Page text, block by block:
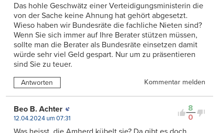
Das hohle Geschwätz einer Verteidigungsministerin die
von der Sache keine Ahnung hat gehört abgesetzt.
Wieso haben wir Bundesräte die fachliche Nieten sind?
Wenn Sie sich immer auf Ihre Berater stützen müssen,
sollte man die Berater als Bundesräte einsetzen damit
würde sehr viel Geld gespart. Nur um zu präsentieren
sind Sie zu teuer.
Antworten Kommentar melden
8
0
Beo B. Achter
12.04.2024 um 07:31